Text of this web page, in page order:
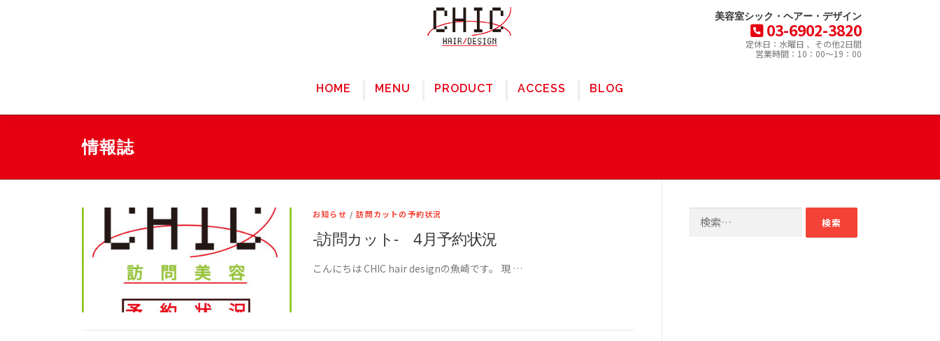
キ
美容室シック・ヘアー・デザイン
03-6902-3820
定休日：水曜日 、その他2日間
営業時間：10：00～19：00
HOME MENU PRODUCT ACCESS BLOG
情報誌
お知らせ /訪問カットの予約状況
-訪問カット- 4月予約状況
こんにちは CHIC hair designの魚崎です。 現 …